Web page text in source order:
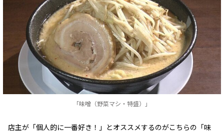
「味噌（野菜マシ・特盛）」
店主が「個人的に一番好き！」とオススメするのがこちらの「味